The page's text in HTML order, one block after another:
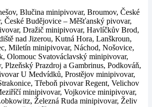
Blučina minipivovar, Broumov, České
České Budějovice – Měšťanský pivovar,
Dražič minipivovar, Havlíčkův Brod,
nad Jizerou, Kutná Hora, Lanškroun,
Miletín minipivovar, Náchod, Nošovice,
Olomouc Svatováclavský minipivovar,
Plzeňský Prazdroj a Gambrinus, Podkováň,
U Medvídků, Prostějov minipivovar,
Třeboň pivovar Regent, Velichov
minipivovar, Vojkovice minipivovar,
Železná Ruda minipivovar, Želiv